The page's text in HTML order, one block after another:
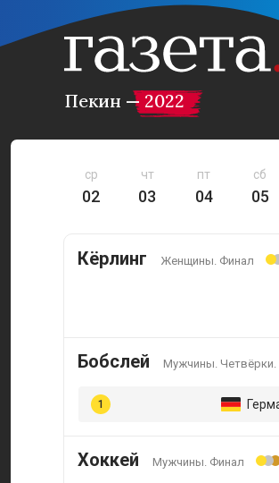
Пекин — 2022
ср
02
чт
03
пт
04
сб
05
Кёрлинг Женщины. Финал
Бобслей Мужчины. Четвёрки.
Хоккей Мужчины. Финал